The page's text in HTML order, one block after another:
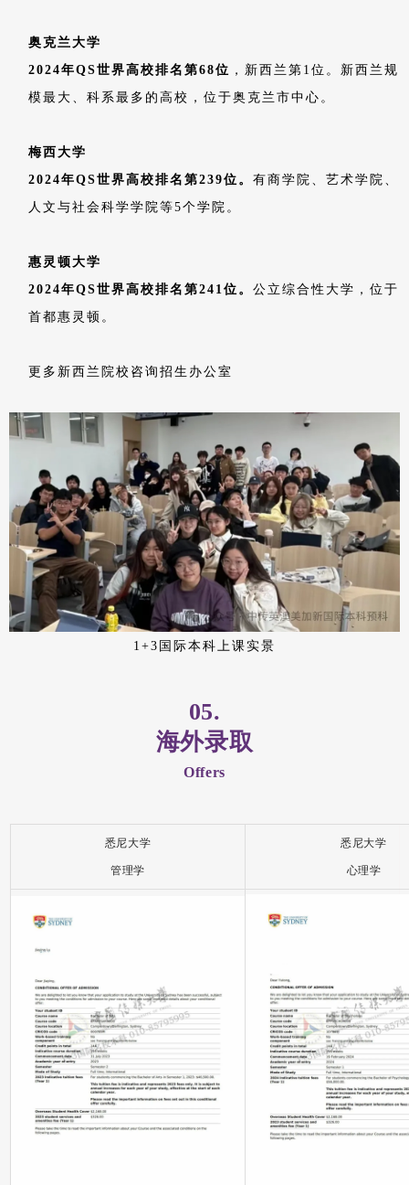
奥克兰大学
2024年QS世界高校排名第68位 ，新西兰第1位。新西兰规
模最大、科系最多的高校，位于奥克兰市中心。
梅西大学
2024年QS世界高校排名第239位。 有商学院、艺术学院、
人文与社会科学学院等5个学院。
惠灵顿大学
2024年QS世界高校排名第241位。 公立综合性大学，位于
首都惠灵顿。
更多新西兰院校咨询招生办公室
1+3国际本科上课实景
05.
海外录取
Offers
悉尼大学
管理学
悉尼大学
心理学